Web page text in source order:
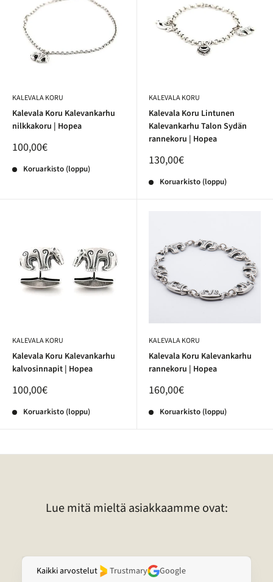
KALEVALA KORU
Kalevala Koru Kalevankarhu
nilkkakoru | Hopea
100,00€
Koruarkisto (loppu)
KALEVALA KORU
Kalevala Koru Lintunen
Kalevankarhu Talon Sydän
rannekoru | Hopea
130,00€
Koruarkisto (loppu)
KALEVALA KORU
Kalevala Koru Kalevankarhu
kalvosinnapit | Hopea
100,00€
Koruarkisto (loppu)
KALEVALA KORU
Kalevala Koru Kalevankarhu
rannekoru | Hopea
160,00€
Koruarkisto (loppu)
Lue mitä mieltä asiakkaamme ovat:
Kaikki arvostelut Trustmary Google